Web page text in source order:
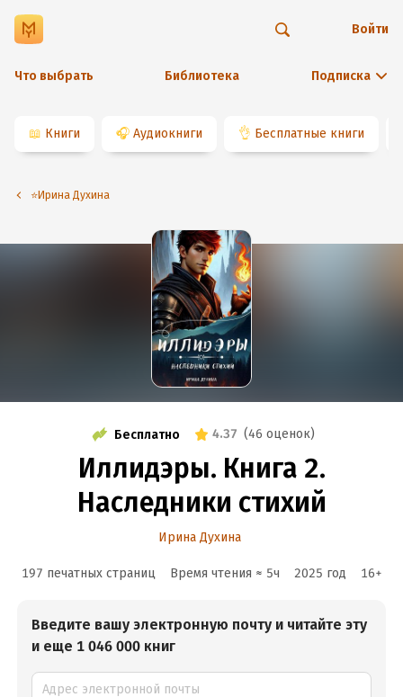
Что выбрать Библиотека Подписка
Войти
📖 Книги 🎧 Аудиокниги 👌 Бесплатные книги
⭐️Ирина Духина
Бесплатно 4.37 (46 оценок)
Иллидэры. Книга 2.
Наследники стихий
Ирина Духина
197 печатных страниц Время чтения ≈ 5ч 2025 год 16+
Введите вашу электронную почту и читайте эту
и еще 1 046 000 книг